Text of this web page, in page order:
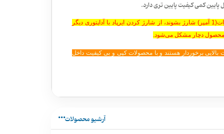
کمی کیفیت پایین تری دارد.
تمامی ایرپاد های اپل چه مشابه اصل چه اورجینال باید با آداپتور 5 وات(1 آمپر) شارژ بشوند، از شارژ کردن ایرپاد با آداپتوری دیگر
محصول دچار مشکل می‌شود.
، از کیفیت بالایی برخوردار هستند و با محصولات کپی و بی کیفیت داخل
آرشیو محصولات